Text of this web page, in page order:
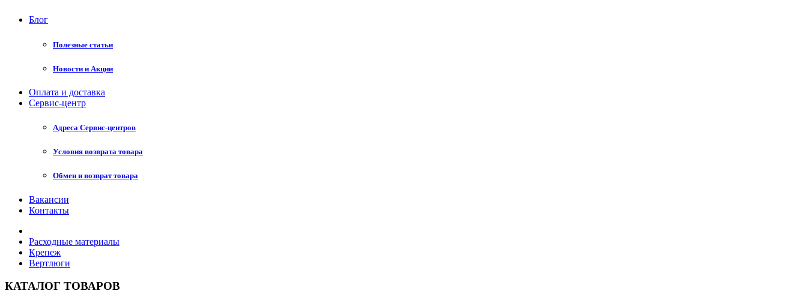
Блог
Полезные статьи
Новости и Акции
Оплата и доставка
Сервис-центр
Адреса Сервис-центров
Условия возврата товара
Обмен и возврат товара
Вакансии
Контакты
Расходные материалы
Крепеж
Вертлюги
КАТАЛОГ ТОВАРОВ